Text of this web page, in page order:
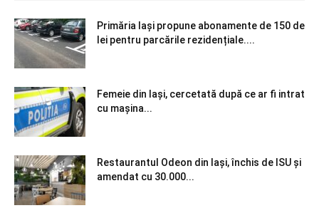
Primăria Iași propune abonamente de 150 de
lei pentru parcările rezidențiale....
Femeie din Iași, cercetată după ce ar fi intrat
cu mașina...
Restaurantul Odeon din Iași, închis de ISU și
amendat cu 30.000...